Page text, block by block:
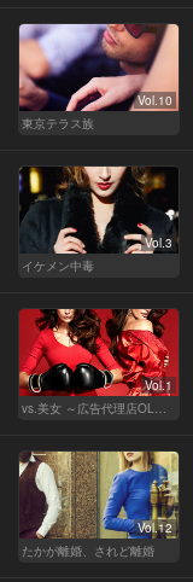
Vol.10
東京テラス族
Vol.3
イケメン中毒
Vol.1
Vol.12
たかが離婚、されど離婚